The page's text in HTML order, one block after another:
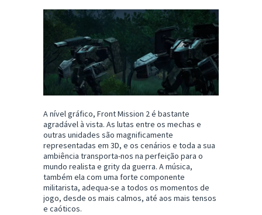
A nível gráfico, Front Mission 2 é bastante
agradável à vista. As lutas entre os mechas e
outras unidades são magnificamente
representadas em 3D, e os cenários e toda a sua
ambiência transporta-nos na perfeição para o
mundo realista e grity da guerra. A música,
também ela com uma forte componente
militarista, adequa-se a todos os momentos de
jogo, desde os mais calmos, até aos mais tensos
e caóticos.